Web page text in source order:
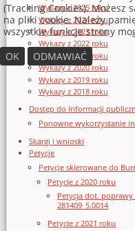
Wykazy z 2025 roku
Wykazy z 2024 roku
Wykazy z 2023 roku
Wykazy z 2022 roku
Wykazy z 2021 roku
Wykazy z 2020 roku
Wykazy z 2019 roku
Wykazy z 2018 roku
Dostęp do informacji
Ponowne wykorzystanie
Skargi i wnioski
Petycje
Petycje skierowane do
Petycje z 2020 roku
Petycja dot.
281409_5.0014
Petycje z 2021 roku
(Tracking Cookies). Możesz
na pliki cookie. Należy
wszystkie funkcje strony
OK
ODMAWIAĆ